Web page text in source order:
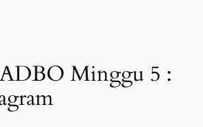
Minggu 5 :